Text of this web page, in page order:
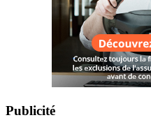
Publicité